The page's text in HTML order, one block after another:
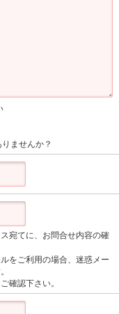
ませんか？
宛てに、お問合せ内容の確
をご利用の場合、迷惑メー
確認下さい。